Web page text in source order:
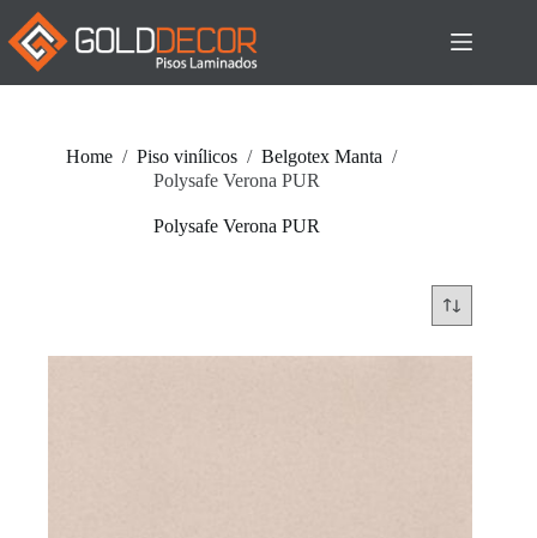
Pular
para
conteúdo
Home / Piso vinílicos / Belgotex Manta /
Polysafe Verona PUR
Polysafe Verona PUR